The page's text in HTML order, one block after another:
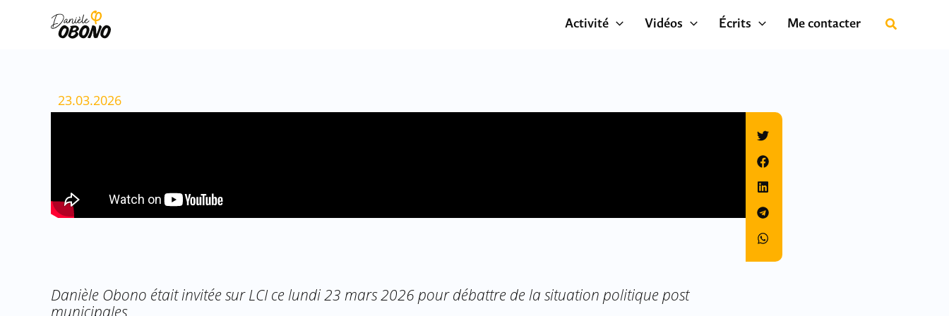
Activité Vidéos Écrits Me contacter
23.03.2026
Danièle Obono était invitée sur LCI ce lundi 23 mars 2026 pour débattre de la situation politique post
municipales